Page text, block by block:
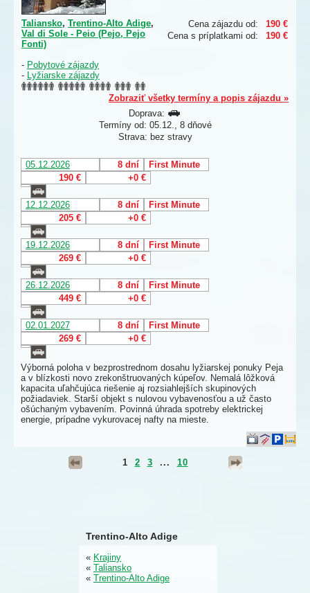
Cena zájazdu od:
190 €
Cena s príplatkami od:
190 €
Taliansko, Trentino-Alto Adige,
Val di Sole - Peio (Pejo, Pejo
Fonti)
- Pobytové zájazdy
- Lyžiarske zájazdy
Zobraziť všetky termíny a popis zájazdu »
Doprava:
Termíny od: 05.12., 8 dňové
Strava: bez stravy
05.12.2026 8 dní
First Minute
190 €
+0 €
12.12.2026 8 dní
First Minute
205 €
+0 €
19.12.2026 8 dní
First Minute
269 €
+0 €
26.12.2026 8 dní
First Minute
449 €
+0 €
02.01.2027 8 dní
First Minute
269 €
+0 €
Výborná poloha v bezprostrednom dosahu lyžiarskej ponuky Peja
a v blízkosti novo zrekonštruovaných kúpeľov. Nemalá lôžková
kapacita uľahčujúca riešenie aj rozsiahlejších skupinových
požiadaviek. Starší objekt s nulovou vybavenosťou a už často
ošúchaným vybavením. Povinná úhrada spotreby elektrickej
energie, prípadne vykurovacej nafty na mieste.
1 2 3 ... 10
Trentino-Alto Adige
« Krajiny
« Taliansko
« Trentino-Alto Adige